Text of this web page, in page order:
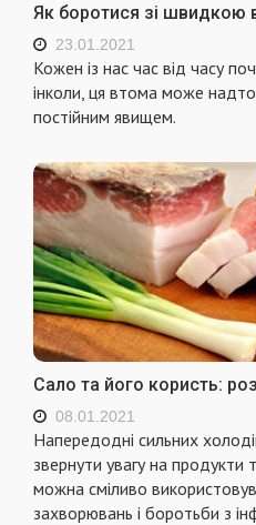
Як боротися зі швидкою
23.01.2021
Кожен із нас час від часу
інколи, ця втома може надто
постійним явищем.
Сало та його користь:
08.01.2021
Напередодні сильних
звернути увагу на продукти
можна сміливо
захворювань і боротьби з